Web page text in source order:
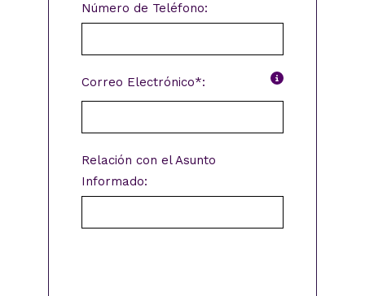
Número de Teléfono:
Correo Electrónico*:
Relación con el Asunto
Informado: